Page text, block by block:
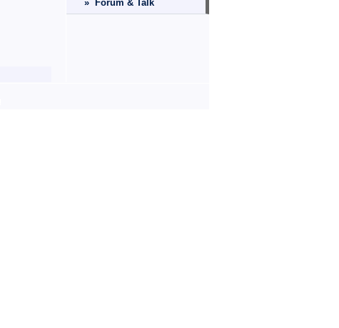
» Forum & Talk